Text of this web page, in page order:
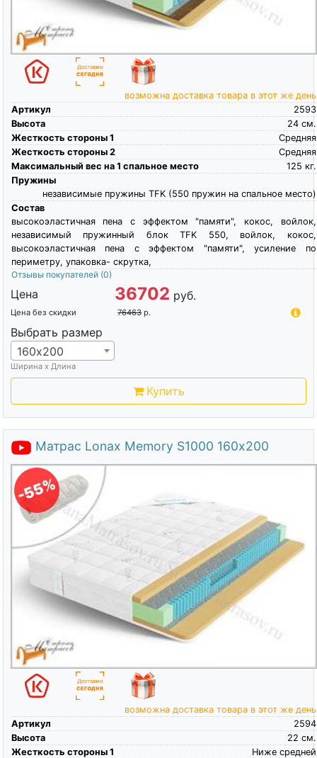
возможна доставка товара в этот же день
Артикул
2593
Высота
см.
24
Жесткость стороны 1
Средняя
Жесткость стороны 2
Средняя
Максимальный вес на 1 спальное место
кг.
125
Пружины
независимые пружины TFK (550 пружин на спальное место)
Состав
высокоэластичная пена c эффектом "памяти", кокос, войлок,
независимый пружинный блок TFK 550, войлок, кокос,
высокоэластичная пена c эффектом "памяти", усиление по
периметру, упаковка- скрутка,
Отзывы покупателей (0)
Цена 36702 руб.
Цена без скидки 76463 р.
Выбрать размер
160х200
Ширина х Длина
Купить
Матрас Lonax Memory S1000 160х200
-55%
возможна доставка товара в этот же день
Артикул
2594
Высота
см.
22
Жесткость стороны 1
Ниже средней